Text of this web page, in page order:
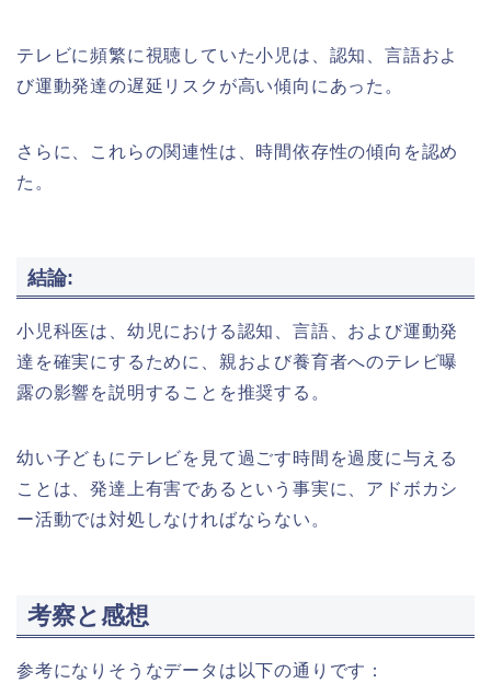
テレビに頻繁に視聴していた小児は、認知、言語およ
び運動発達の遅延リスクが高い傾向にあった。
さらに、これらの関連性は、時間依存性の傾向を認め
た。
結論:
小児科医は、幼児における認知、言語、および運動発
達を確実にするために、親および養育者へのテレビ曝
露の影響を説明することを推奨する。
幼い子どもにテレビを見て過ごす時間を過度に与える
ことは、発達上有害であるという事実に、アドボカシ
ー活動では対処しなければならない。
考察と感想
参考になりそうなデータは以下の通りです：